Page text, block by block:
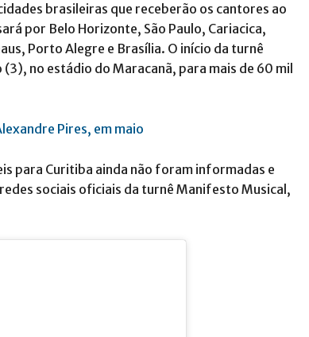
brasileiras que receberão os cantores ao
por Belo Horizonte, São Paulo, Cariacica,
Porto Alegre e Brasília. O início da turnê
no estádio do Maracanã, para mais de 60 mil
Pires, em maio
para Curitiba ainda não foram informadas e
sociais oficiais da turnê Manifesto Musical,